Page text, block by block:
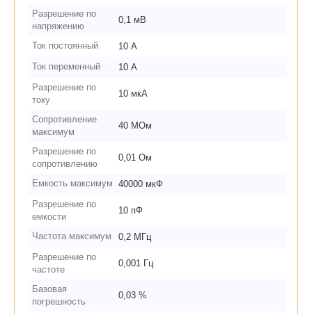
Разрешение по
напряжению
0,1 мВ
Ток постоянный
10 А
Ток переменный
10 А
Разрешение по
току
10 мкА
Сопротивление
максимум
40 МОм
Разрешение по
сопротивлению
0,01 Ом
Емкость максимум 40000 мкФ
Разрешение по
емкости
10 пФ
Частота максимум
0,2 МГц
Разрешение по
частоте
0,001 Гц
Базовая
погрешность
0,03 %